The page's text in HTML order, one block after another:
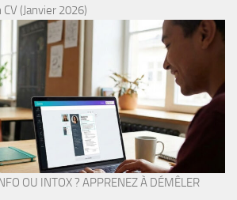
(Janvier 2026)
OU INTOX ? APPRENEZ À DÉMÊLER